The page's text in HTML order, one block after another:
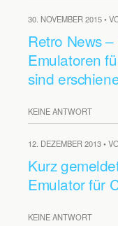
30. NOVEMBER 2015 •
Retro News
Emulatoren
sind
KEINE ANTWORT
12. DEZEMBER 2013 •
Kurz
Emulator für
KEINE ANTWORT